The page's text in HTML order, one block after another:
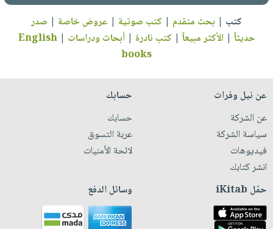
كتب | بحث متقدم | كتب صوتية | عروض خاصة | صدر
حديثاً |الأكثر مبيعاً | كتب نادرة |أبحاث ودراسات |
English
books
عن نيل وفرات
عن الشركة
سياسة الشركة
فيديوهات
انشر كتابك
حسابك
حسابك
عربة التسوق
لائحة الأمنيات
حمّل iKitab وسائل الدفع